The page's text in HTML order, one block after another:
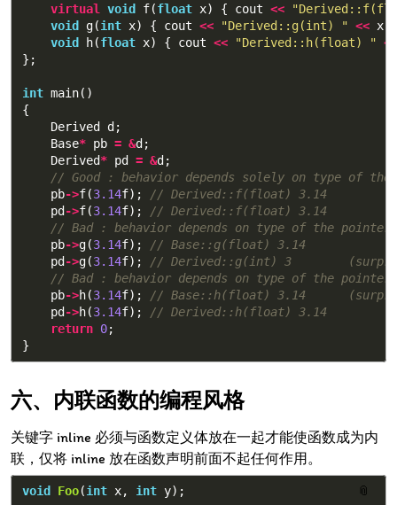
virtual
void f(float x) { cout <<
void
g(int x) { cout << "Derived::g(int) " << x
void
h(float x) { cout << "Derived::h(float) " <<
};
int main()
{
Derived
d ;
Base* pb = &d ;
Derived* pd = &d ;
// Good : behavior depends solely on type of the
pb->f(3.14f);
// Derived::f(float) 3.14
pd ->f(3.14f);
// Derived::f(float) 3.14
// Bad : behavior depends on type of the pointer
pb->g(3.14f);
// Base::g(float) 3.14
pd ->g(3.14f);
// Derived::g(int) 3
// Bad : behavior depends on type of the pointer
pb->h(3.14f);
// Base::h(float) 3.14
pd ->h(3.14f);
// Derived::h(float) 3.14
return 0;
}
内联函数的编程风格
关键字 inline 必须与函数定义体放在一起才能使函数成为内
联，仅将 inline 放在函数声明前面不起任何作用。
📎
void Foo(int x, int y);